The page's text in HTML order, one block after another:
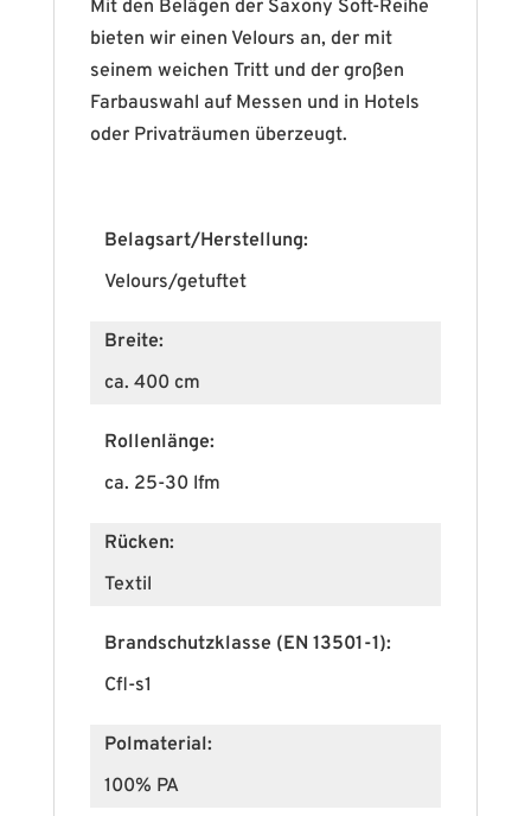
Mit den Belägen der Saxony Soft-Reihe
bieten wir einen Velours an, der mit
seinem weichen Tritt und der großen
Farbauswahl auf Messen und in Hotels
oder Privaträumen überzeugt.
Belagsart/Herstellung:
Velours/getuftet
Breite:
ca. 400 cm
Rollenlänge:
ca. 25-30 lfm
Rücken:
Textil
Brandschutzklasse (EN 13501-1):
Cfl-s1
Polmaterial:
100% PA